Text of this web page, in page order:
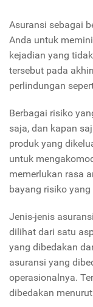
Asuransi sebagai
Anda untuk
kejadian yang
tersebut pada
perlindungan
Berbagai risiko
saja, dan kapan
produk yang
untuk
memerlukan rasa
bayang risiko
Jenis-jenis
dilihat dari satu
yang dibedakan
asuransi yang
operasionalnya.
dibedakan